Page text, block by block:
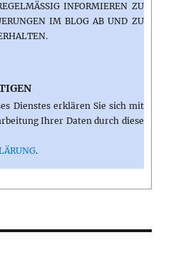
INFORMIEREN ZU L
IM BLOG AB UND ZU E
Dienstes erklären Sie sich mit
Ihrer Daten durch diese
.